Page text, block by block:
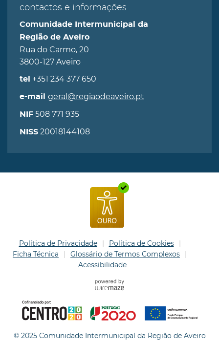
contactos e informações
Comunidade Intermunicipal da
Região de Aveiro
Rua do Carmo, 20
3800-127 Aveiro
tel +351 234 377 650
e-mail geral@regiaodeaveiro.pt
NIF 508 771 935
NISS 20018144108
Política de Privacidade
Política de Cookies
Ficha Técnica
Glossário de Termos Complexos
Acessibilidade
© 2025 Comunidade Intermunicipal da Região de Aveiro